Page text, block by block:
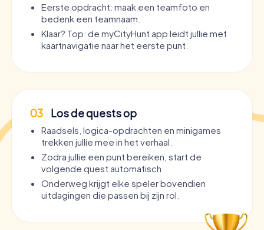
Eerste opdracht: maak een teamfoto en
bedenk een teamnaam.
Klaar? Top: de myCityHunt app leidt jullie met
kaartnavigatie naar het eerste punt.
03 Los de quests op
Raadsels, logica-opdrachten en minigames
trekken jullie mee in het verhaal.
Zodra jullie een punt bereiken, start de
volgende quest automatisch.
Onderweg krijgt elke speler bovendien
uitdagingen die passen bij zijn rol.